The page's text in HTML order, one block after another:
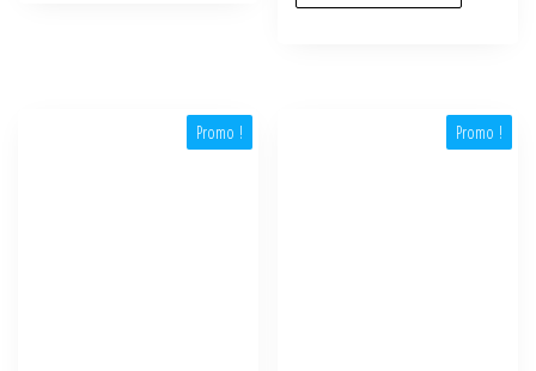
Promo ! Promo !